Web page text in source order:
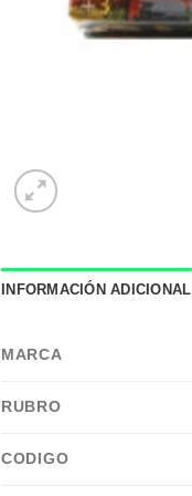
INFORMACIÓN ADICIONAL
MARCA
RUBRO
CODIGO